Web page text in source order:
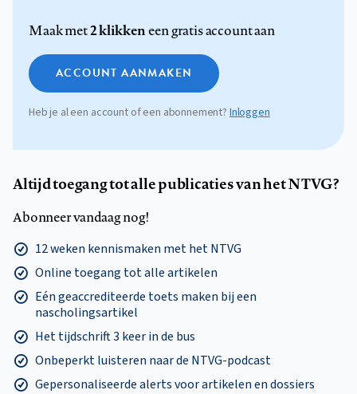
Maak met2 klikkeneen gratis account aan
ACCOUNT AANMAKEN
Heb je al een account of een abonnement? Inloggen
Altijd toegang tot alle publicaties van het NTVG?
Abonneer vandaag nog!
12 weken kennismaken met het NTVG
Online toegang tot alle artikelen
Eén geaccrediteerde toets maken bij een
nascholingsartikel
Het tijdschrift 3 keer in de bus
Onbeperkt luisteren naar de NTVG-podcast
Gepersonaliseerde alerts voor artikelen en dossiers